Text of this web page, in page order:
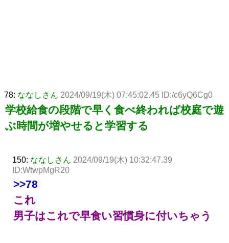
78: ななしさん 2024/09/19(木) 07:45:02.45 ID:/c6yQ6Cg0
学校給食の段階で早く食べ終われば校庭で遊
ぶ時間が増やせると学習する
150: ななしさん 2024/09/19(木) 10:32:47.39
ID:WtwpMgR20
>>78
これ
男子はこれで早食い習慣身に付いちゃう